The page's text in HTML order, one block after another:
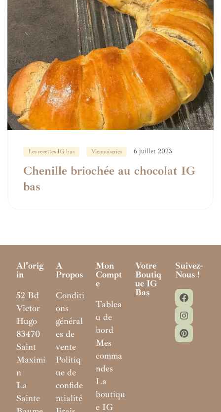
Les recettes IG bas Viennoiseries 6 juillet 2023
Chenille briochée au chocolat IG
bas
Al'orig
In
52 Bd
Victor
Hugo
83470
Saint
Maximi
n
La
Sainte
A
Propos
Conditi
ons
général
es de
vente
Politiq
ue de
confide
ntialité
Mon
Compt
E
Tablea
u de
bord
Mes
comma
ndes
La
boutiqu
e IG
Votre
Boutiq
Ue IG
Bas
Suivez-
Nous !